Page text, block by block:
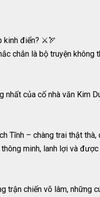
kinh điển? ⚔️🏹
chắn là bộ truyện không
của cố nhà văn Kim
Tĩnh – chàng trai thật
minh, lanh lợi và
trận chiến võ lâm,